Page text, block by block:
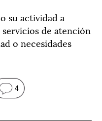
su actividad a
de atención
o necesidades
4